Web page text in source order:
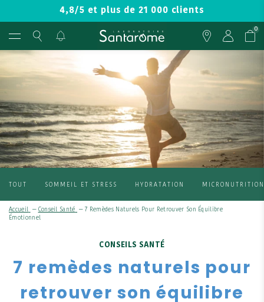
4,8/5 et plus de 21 000 clients
0
TOUT SOMMEIL ET STRESS HYDRATATION MICRONUTRITION
Accueil — Conseil Santé — 7 Remèdes Naturels Pour Retrouver Son Équilibre
Émotionnel
CONSEILS SANTÉ
7 remèdes naturels pour
retrouver son équilibre